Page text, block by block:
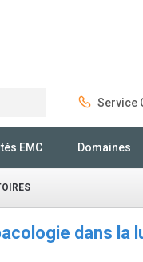
Service
EMC Domaines
dans la